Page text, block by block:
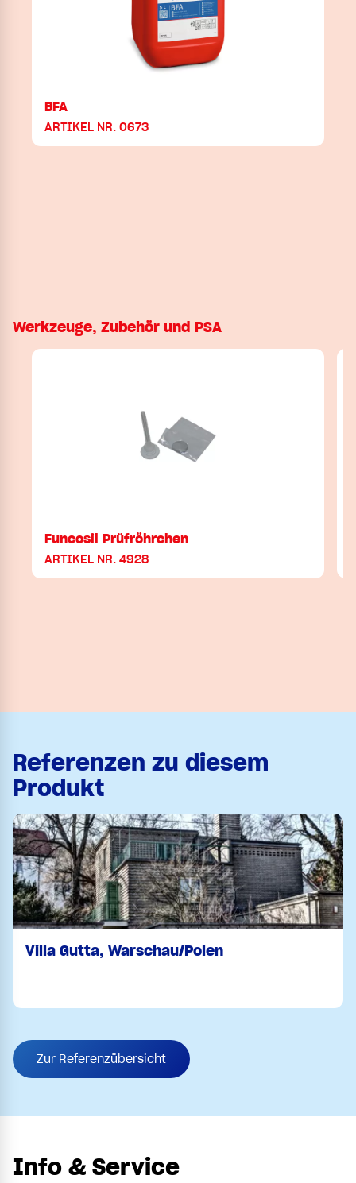
BFA
ARTIKEL NR. 0673
Werkzeuge, Zubehör und PSA
Funcosil Prüfröhrchen
ARTIKEL NR. 4928
Referenzen zu diesem
Produkt
Villa Gutta, Warschau/Polen
Zur Referenzübersicht
Info & Service